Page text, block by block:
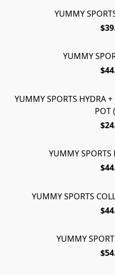
YUMMY
YUMMY
YUMMY SPORTS HYDRA +
POT
YUMMY SPORTS
YUMMY SPORTS
YUMMY